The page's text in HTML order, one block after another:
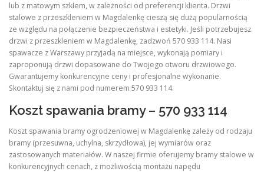
lub z matowym szkłem, w zależności od preferencji klienta. Drzwi
stalowe z przeszkleniem w Magdalenkę cieszą się dużą popularnością
ze względu na połączenie bezpieczeństwa i estetyki. Jeśli potrzebujesz
drzwi z przeszkleniem w Magdalenkę, zadzwoń 570 933 114. Nasi
spawacze z Warszawy przyjadą na miejsce, wykonają pomiary i
zaproponują drzwi dopasowane do Twojego otworu drzwiowego.
Gwarantujemy konkurencyjne ceny i profesjonalne wykonanie.
Skontaktuj się z nami pod numerem 570 933 114.
Koszt spawania bramy – 570 933 114
Koszt spawania bramy ogrodzeniowej w Magdalenkę zależy od rodzaju
bramy (przesuwna, uchylna, skrzydłowa), jej wymiarów oraz
zastosowanych materiałów. W naszej firmie oferujemy bramy stalowe w
konkurencyjnych cenach, z możliwością montażu napędu